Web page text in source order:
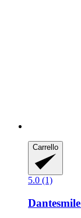
Carrello
5.0 (1)
Dantesmile